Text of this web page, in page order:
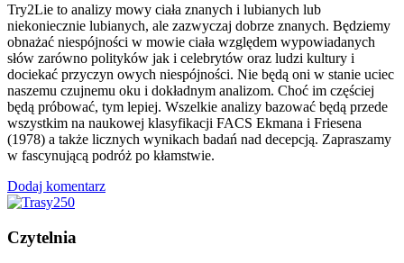
Try2Lie to analizy mowy ciała znanych i lubianych lub
niekoniecznie lubianych, ale zazwyczaj dobrze znanych. Będziemy
obnażać niespójności w mowie ciała względem wypowiadanych
słów zarówno polityków jak i celebrytów oraz ludzi kultury i
dociekać przyczyn owych niespójności. Nie będą oni w stanie uciec
naszemu czujnemu oku i dokładnym analizom. Choć im częściej
będą próbować, tym lepiej. Wszelkie analizy bazować będą przede
wszystkim na naukowej klasyfikacji FACS Ekmana i Friesena
(1978) a także licznych wynikach badań nad decepcją. Zapraszamy
w fascynującą podróż po kłamstwie.
Dodaj komentarz
Czytelnia